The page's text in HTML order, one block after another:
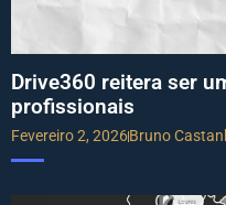
Drive360 reitera ser
profissionais
Fevereiro 2, 2026Bruno